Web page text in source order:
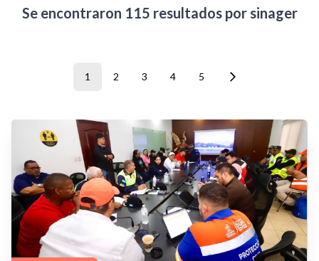
Se encontraron 115 resultados por sinager
1 2 3 4 5